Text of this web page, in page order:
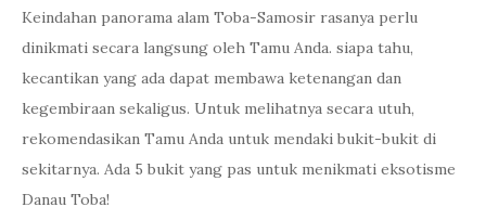
Keindahan panorama alam Toba-Samosir rasanya perlu
dinikmati secara langsung oleh Tamu Anda. siapa tahu,
kecantikan yang ada dapat membawa ketenangan dan
kegembiraan sekaligus. Untuk melihatnya secara utuh,
rekomendasikan Tamu Anda untuk mendaki bukit-bukit di
sekitarnya. Ada 5 bukit yang pas untuk menikmati eksotisme
Danau Toba!